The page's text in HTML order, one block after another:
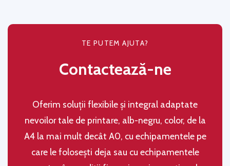
TE PUTEM AJUTA?
Contactează-ne
Oferim soluţii flexibile şi integral adaptate
nevoilor tale de printare, alb-negru, color, de la
A4 la mai mult decât A0, cu echipamentele pe
care le folosești deja sau cu echipamentele